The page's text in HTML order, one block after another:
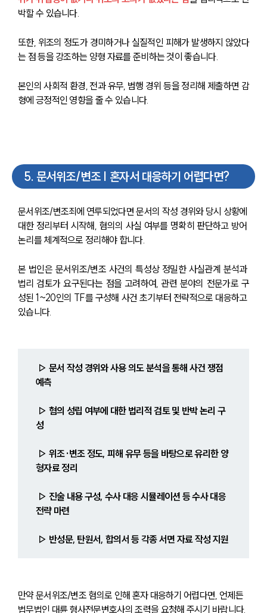
박할 수 있습니다.
또한, 위조의 정도가 경미하거나 실질적인 피해가 발생하지 않았다
는 점 등을 강조하는 양형 자료를 준비하는 것이 좋습니다.
본인의 사회적 환경, 전과 유무, 범행 경위 등을 정리해 제출하면 감
형에 긍정적인 영향을 줄 수 있습니다.
5. 문서위조/변조 | 혼자서 대응하기 어렵다면?
문서위조/변조죄에 연루되었다면 문서의 작성 경위와 당시 상황에
대한 정리부터 시작해, 혐의의 사실 여부를 명확히 판단하고 방어
논리를 체계적으로 정리해야 합니다.
본 법인은 문서위조/변조 사건의 특성상 정밀한 사실관계 분석과
법리 검토가 요구된다는 점을 고려하여, 관련 분야의 전문가로 구
성된 1~20인의 TF를 구성해 사건 초기부터 전략적으로 대응하고
있습니다.
예측
성
형자료 정리
전략 마련
▷ 반성문, 탄원서, 합의서 등 각종 서면 자료 작성 지원
만약 문서위조/변조 혐의로 인해 혼자 대응하기 어렵다면, 언제든
법무법인 대륜 형사전문변호사의 조력을 요청해 주시기 바랍니다.